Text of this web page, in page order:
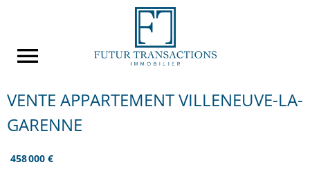
VENTE APPARTEMENT VILLENEUVE-LA-
GARENNE
458 000 €